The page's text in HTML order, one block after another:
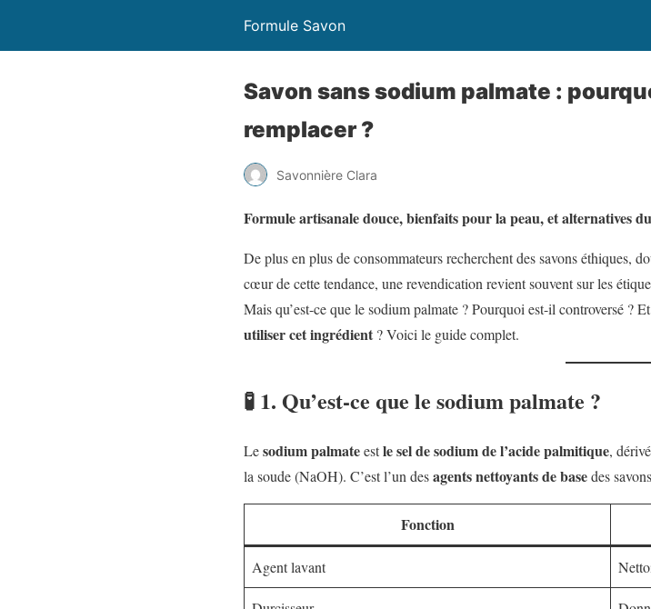
Formule Savon
Savon sans sodium palmate :
remplacer ?
Savonnière Clara
Formule artisanale douce, bienfaits pour la peau, et alternatives
De plus en plus de consommateurs recherchent des savons éthiques,
cœur de cette tendance, une revendication revient souvent sur les
Mais qu’est-ce que le sodium palmate ? Pourquoi est-il controversé ?
utiliser cet ingrédient ? Voici le guide complet.
🧪 1. Qu’est-ce que le sodium palmate ?
Lesodium palmateestle sel de sodium de l’acide palmitique,
la soude (NaOH). C’est l’un desagents nettoyants de basedes
Fonction
Agent lavant